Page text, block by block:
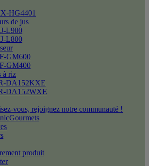
HG4401
de jus
L900
L800
GM600
GM400
à riz
DA152KXE
DA152WXE
vous, rejoignez notre communauté !
produit